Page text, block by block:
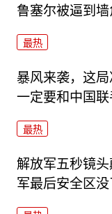
鲁塞尔被逼到墙
最热
暴风来袭，这
一定要和中国联
最热
解放军五秒镜
军最后安全区没